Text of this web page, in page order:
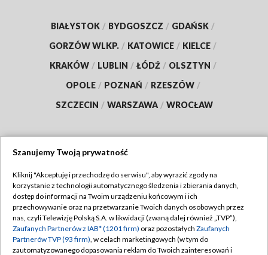
BIAŁYSTOK / BYDGOSZCZ / GDAŃSK /
GORZÓW WLKP. / KATOWICE / KIELCE /
KRAKÓW / LUBLIN / ŁÓDŹ / OLSZTYN /
OPOLE / POZNAŃ / RZESZÓW /
SZCZECIN / WARSZAWA / WROCŁAW
TVP
Abonament TVP
Emisja w TVP
Centrum informacji TVP
Regulamin TVP
Polityka prywatności
Moje zgody
Szanujemy Twoją prywatność
Kliknij "Akceptuję i przechodzę do serwisu", aby wyrazić zgody na
korzystanie z technologii automatycznego śledzenia i zbierania danych,
dostęp do informacji na Twoim urządzeniu końcowym i ich
przechowywanie oraz na przetwarzanie Twoich danych osobowych przez
nas, czyli Telewizję Polską S.A. w likwidacji (zwaną dalej również „TVP”),
Zaufanych Partnerów z IAB* (1201 firm) oraz pozostałych Zaufanych
Partnerów TVP (93 firm), w celach marketingowych (w tym do
zautomatyzowanego dopasowania reklam do Twoich zainteresowań i